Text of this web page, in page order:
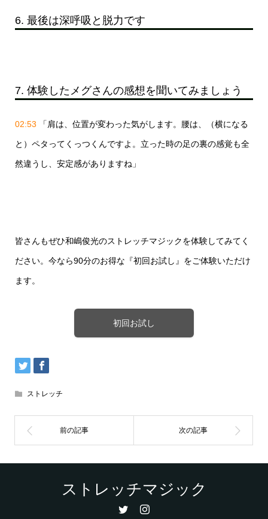
6. 最後は深呼吸と脱力です
7. 体験したメグさんの感想を聞いてみましょう
02:53 「肩は、位置が変わった気がします。腰は、（横になる
と）ペタってくっつくんですよ。立った時の足の裏の感覚も全
然違うし、安定感がありますね」
皆さんもぜひ和嶋俊光のストレッチマジックを体験してみてく
ださい。今なら90分のお得な『初回お試し』をご体験いただけ
ます。
初回お試し
ストレッチ
ストレッチマジック